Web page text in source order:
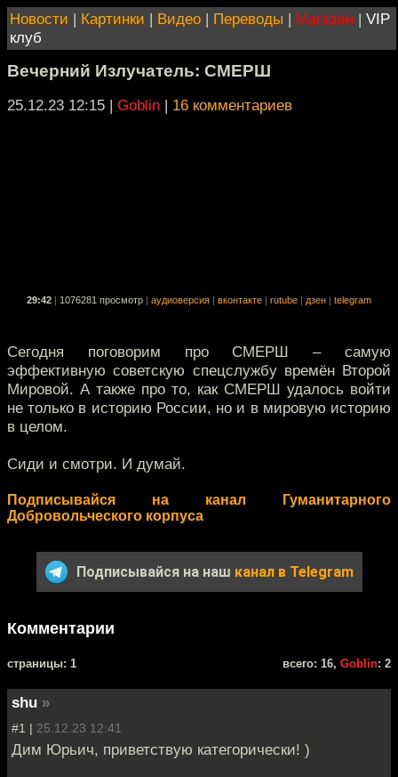
Новости | Картинки | Видео | Переводы | Магазин | VIP
клуб
Вечерний Излучатель: СМЕРШ
25.12.23 12:15 | Goblin | 16 комментариев
29:42 1076281 просмотр аудиоверсия вконтакте rutube дзен telegram
Сегодня поговорим про СМЕРШ – самую
эффективную советскую спецслужбу времён Второй
Мировой. А также про то, как СМЕРШ удалось войти
не только в историю России, но и в мировую историю
в целом.
Сиди и смотри. И думай.
Подписывайся на канал Гуманитарного
Добровольческого корпуса
Подписывайся на наш канал в Telegram
Комментарии
cтраницы: 1 всего: 16, Goblin: 2
shu »
#1 | 25.12.23 12:41
Дим Юрьич, приветствую категорически! )